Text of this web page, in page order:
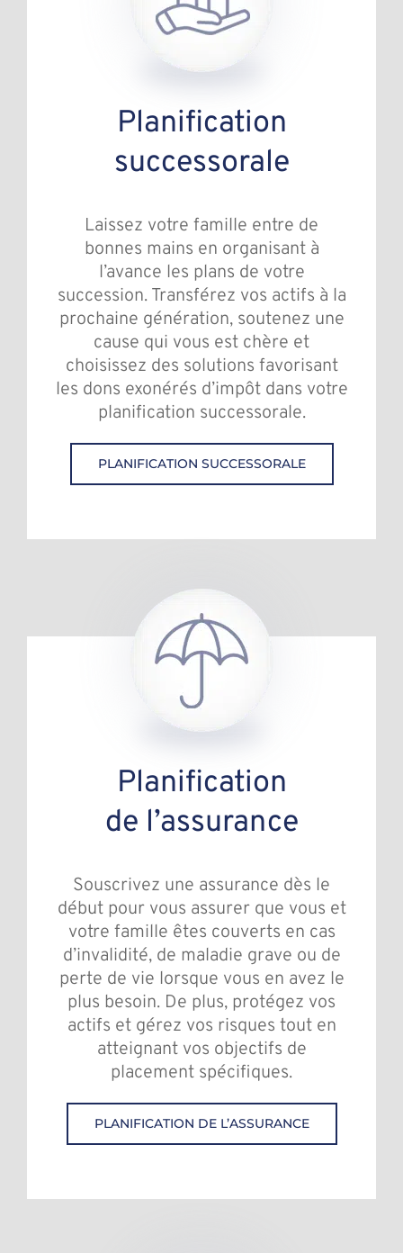
Planification
successorale
Laissez votre famille entre de
bonnes mains en organisant à
l’avance les plans de votre
succession. Transférez vos actifs à la
prochaine génération, soutenez une
cause qui vous est chère et
choisissez des solutions favorisant
les dons exonérés d’impôt dans votre
planification successorale.
PLANIFICATION SUCCESSORALE
Planification
de l’assurance
Souscrivez une assurance dès le
début pour vous assurer que vous et
votre famille êtes couverts en cas
d’invalidité, de maladie grave ou de
perte de vie lorsque vous en avez le
plus besoin. De plus, protégez vos
actifs et gérez vos risques tout en
atteignant vos objectifs de
placement spécifiques.
PLANIFICATION DE L’ASSURANCE